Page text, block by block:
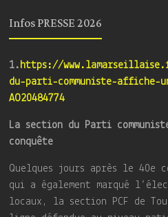
Infos PRESSE 2026
1. https://
du-parti-communiste-affiche-
AO20484774
La section du Parti
conquête
Quelques jours après le 40e
qui a également marqué
locaux, la section PCF de